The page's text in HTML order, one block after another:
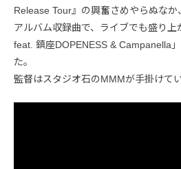
Release Tour』の興奮さめやらぬなか、
アルバム収録曲で、ライブでも盛り
feat. 鎮座DOPENESS & Campanella
た。
監督はスタジオ石のMMMが手掛けてい